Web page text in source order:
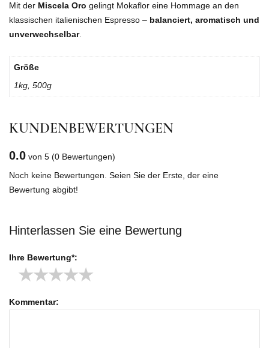
Mit der Miscela Oro gelingt Mokaflor eine Hommage an den
klassischen italienischen Espresso – balanciert, aromatisch und
unverwechselbar.
Größe
1kg, 500g
KUNDENBEWERTUNGEN
0.0 von 5 (0 Bewertungen)
Noch keine Bewertungen. Seien Sie der Erste, der eine
Bewertung abgibt!
Hinterlassen Sie eine Bewertung
Ihre Bewertung*:
★
★
★
★
★
Kommentar: